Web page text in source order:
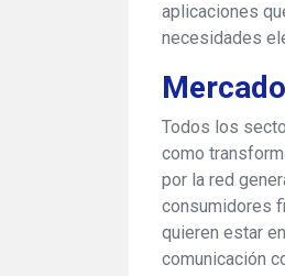
aplicaciones
necesidades
Todos los
como
por la red
consumidores
quieren estar
comunicación